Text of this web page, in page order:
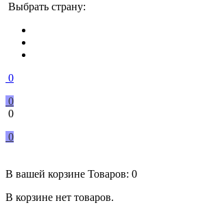
Выбрать страну:
0
0
0
0
В вашей корзине Товаров: 0
В корзине нет товаров.